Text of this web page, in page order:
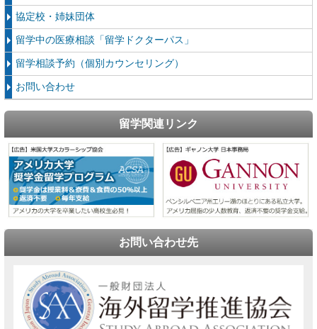
協定校・姉妹団体
留学中の医療相談「留学ドクターパス」
留学相談予約（個別カウンセリング）
お問い合わせ
留学関連リンク
お問い合わせ先